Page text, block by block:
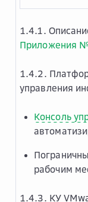
1.4.1.
Приложения
1.4.2.
управления
Консоль
рабочим
1.4.3. КУ